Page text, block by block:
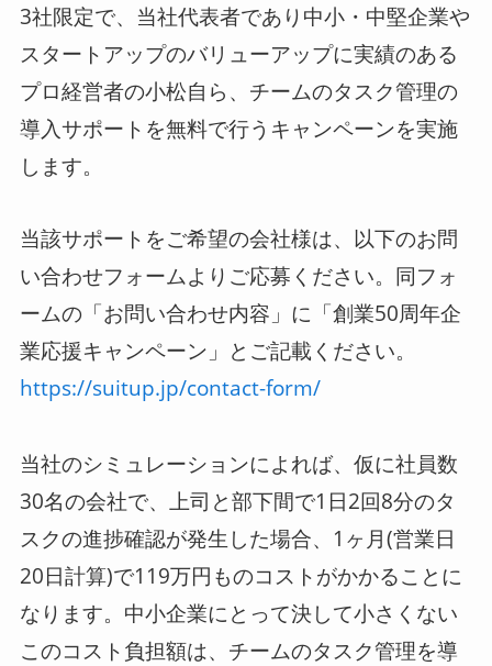
3社限定で、当社代表者であり中小・中堅企業や
スタートアップのバリューアップに実績のある
プロ経営者の小松自ら、チームのタスク管理の
導入サポートを無料で行うキャンペーンを実施
します。
当該サポートをご希望の会社様は、以下のお問
い合わせフォームよりご応募ください。同フォ
ームの「お問い合わせ内容」に「創業50周年企
業応援キャンペーン」とご記載ください。
https://suitup.jp/contact-form/
当社のシミュレーションによれば、仮に社員数
30名の会社で、上司と部下間で1日2回8分のタ
スクの進捗確認が発生した場合、1ヶ月(営業日
20日計算)で119万円ものコストがかかることに
なります。中小企業にとって決して小さくない
このコスト負担額は、チームのタスク管理を導